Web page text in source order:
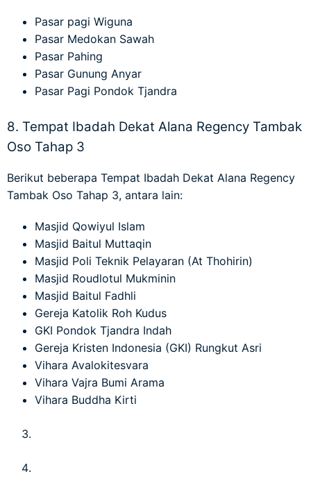
Pasar pagi Wiguna
Pasar Medokan Sawah
Pasar Pahing
Pasar Gunung Anyar
Pasar Pagi Pondok Tjandra
8. Tempat Ibadah Dekat Alana Regency Tambak
Oso Tahap 3
Berikut beberapa Tempat Ibadah Dekat Alana Regency
Tambak Oso Tahap 3, antara lain:
Masjid Qowiyul Islam
Masjid Baitul Muttaqin
Masjid Poli Teknik Pelayaran (At Thohirin)
Masjid Roudlotul Mukminin
Masjid Baitul Fadhli
Gereja Katolik Roh Kudus
GKI Pondok Tjandra Indah
Gereja Kristen Indonesia (GKI) Rungkut Asri
Vihara Avalokitesvara
Vihara Vajra Bumi Arama
Vihara Buddha Kirti